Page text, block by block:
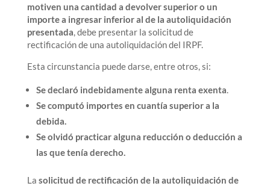
motiven una cantidad a devolver superior o un
importe a ingresar inferior al de la autoliquidación
presentada, debe presentar la solicitud de
rectificación de una autoliquidación del IRPF.
Esta circunstancia puede darse, entre otros, si:
Se declaró indebidamente alguna renta exenta.
Se computó importes en cuantía superior a la
debida.
Se olvidó practicar alguna reducción o deducción a
las que tenía derecho.
La solicitud de rectificación de la autoliquidación de